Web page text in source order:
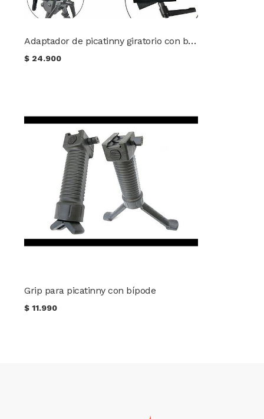
Adaptador de picatinny giratorio con bloqueo para bípode Harris
$ 24.900
Grip para picatinny con bípode
$11.990